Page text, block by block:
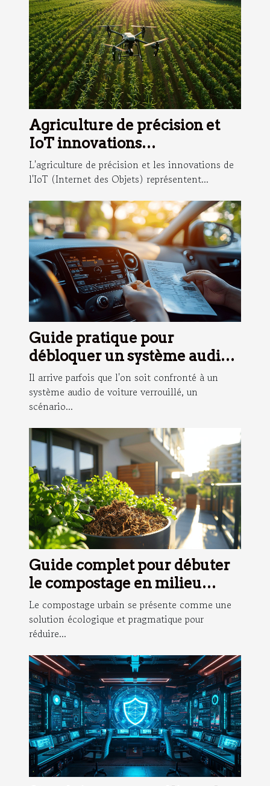
Agriculture de précision et
IoT innovations
technologiques pour une
culture durable
L'agriculture de précision et les innovations de
l'IoT (Internet des Objets) représentent...
Guide pratique pour
débloquer un système audio
de voiture avec un document
d'immatriculation
Il arrive parfois que l'on soit confronté à un
système audio de voiture verrouillé, un
scénario...
Guide complet pour débuter
le compostage en milieu
urbain
Le compostage urbain se présente comme une
solution écologique et pragmatique pour
réduire...